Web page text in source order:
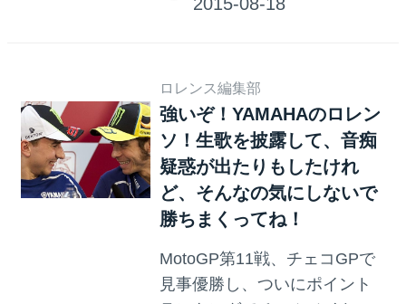
「ドアの名前なんて何だって
でください。‥なんて言えな
いです！せっかくですので、
皆さんに読んでもらいたいで
す♡ という私がドアなんて普
通に開けばいいじゃんと思う
ことがありました。反省。 そ
パーカー、ケーニグゼグが採
用している「前ずっこけ開き
ロレンス編集部
強いぞ！YAMAHAのロレン
ソ！生歌を披露して、音痴
疑惑が出たりもしたけれ
ど、そんなの気にしないで
勝ちまくってね！
MotoGP第11戦、チェコGPで
見事優勝し、ついにポイント